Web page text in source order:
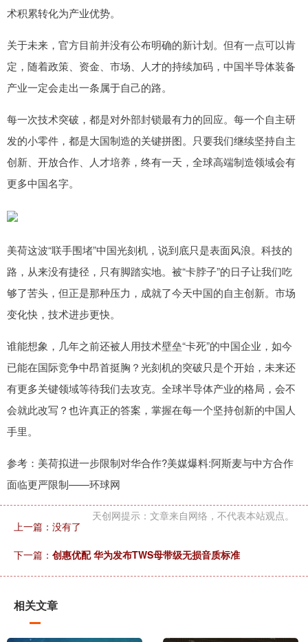
术积累转化为产业优势。
关于未来，官方目前并没有公布明确的新计划。但有一点可以肯
定，随着政策、资金、市场、人才的持续加码，中国半导体装备
产业一定会走出一条属于自己的路。
每一次技术突破，都是对外部封锁最有力的回应。每一个自主研
发的小零件，都是大国制造的关键拼图。只要我们继续坚持自主
创新、开放合作、人才培养，终有一天，全球高端制造领域会有
更多中国名字。
美荷这波“联手围堵”中国光刻机，说到底只是表面风浪。科技的
路，从来没有捷径，只有脚踏实地。被“卡脖子”的日子让我们吃
够了苦头，但正是那种压力，成就了今天中国的自主创新。市场
变化快，技术进步更快。
谁能想象，几年之前还被人用技术壁垒“卡死”的中国企业，如今
已能在国际竞争中昂首挺胸？光刻机的突破只是个开始，未来还
有更多关键领域等待我们去攻克。全球半导体产业的格局，会不
会就此改写？也许真正的答案，掌握在每一个坚持创新的中国人
手里。
参考：美荷拟进一步限制对华合作?美媒爆料:阿斯麦与中方合作
面临更严限制——环球网
天创网提示：文章来自网络，不代表本站观点。
上一篇：没有了
下一篇： 创惠优配 华为发布TWS母带级无损音质标准
相关文章